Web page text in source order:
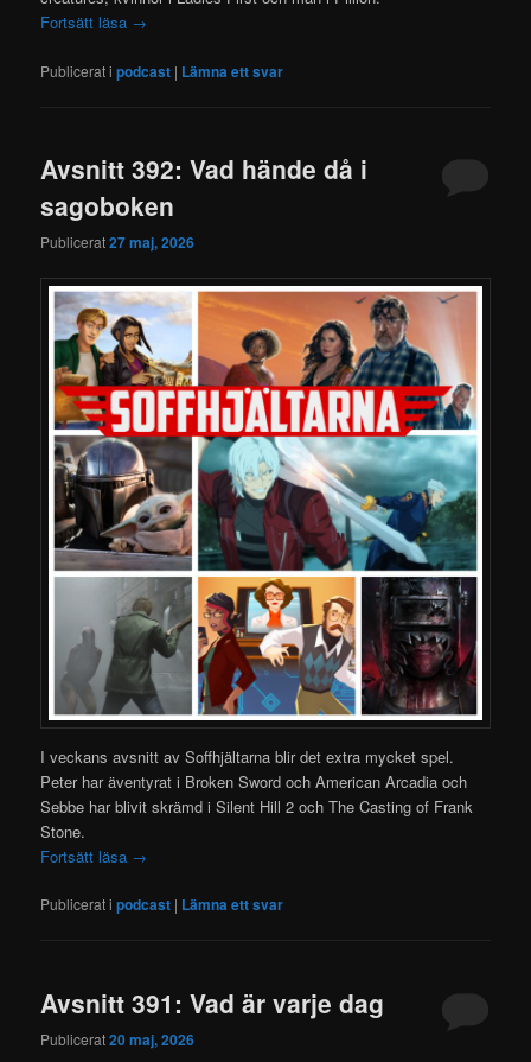
Fortsätt läsa →
Publicerat i podcast | Lämna ett svar
Avsnitt 392: Vad hände då i
sagoboken
Publicerat27 maj, 2026
I veckans avsnitt av Soffhjältarna blir det extra mycket spel.
Peter har äventyrat i Broken Sword och American Arcadia och
Sebbe har blivit skrämd i Silent Hill 2 och The Casting of Frank
Stone.
Fortsätt läsa →
Publicerat i podcast | Lämna ett svar
Avsnitt 391: Vad är varje dag
Publicerat20 maj, 2026